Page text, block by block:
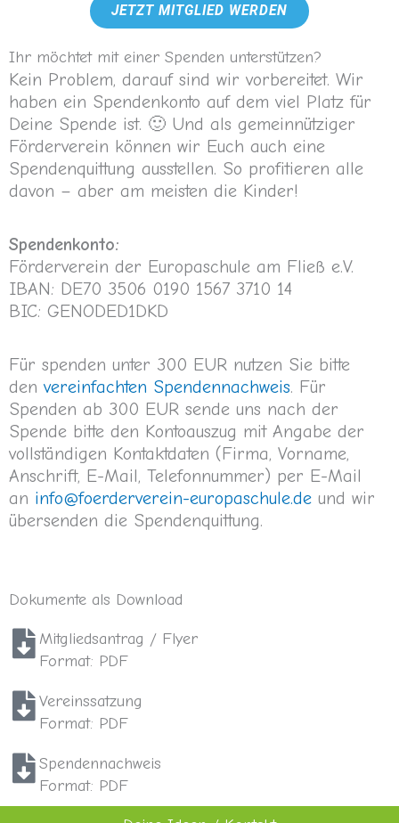
JETZT MITGLIED WERDEN
Ihr möchtet mit einer Spenden unterstützen?
Kein Problem, darauf sind wir vorbereitet. Wir
haben ein Spendenkonto auf dem viel Platz für
Deine Spende ist. 🙂 Und als gemeinnütziger
Förderverein können wir Euch auch eine
Spendenquittung ausstellen. So profitieren alle
davon – aber am meisten die Kinder!
Spendenkonto:
Förderverein der Europaschule am Fließ e.V.
IBAN: DE70 3506 0190 1567 3710 14
BIC: GENODED1DKD
Für spenden unter 300 EUR nutzen Sie bitte
den vereinfachten Spendennachweis. Für
Spenden ab 300 EUR sende uns nach der
Spende bitte den Kontoauszug mit Angabe der
vollständigen Kontaktdaten (Firma, Vorname,
Anschrift, E-Mail, Telefonnummer) per E-Mail
an info@foerderverein-europaschule.de und wir
übersenden die Spendenquittung.
Dokumente als Download
Mitgliedsantrag / Flyer
Format: PDF
Vereinssatzung
Format: PDF
Spendennachweis
Format: PDF